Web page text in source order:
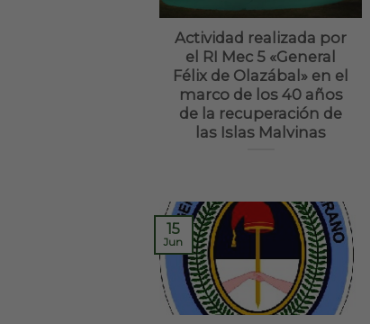
Actividad realizada por
el RI Mec 5 «General
Félix de Olazábal» en el
marco de los 40 años
de la recuperación de
las Islas Malvinas
15
Jun